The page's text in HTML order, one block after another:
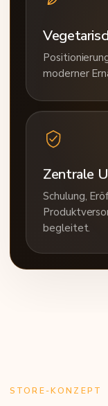
moderner
Zentrale
Schulung,
begleitet.
STORE-KONZEPT